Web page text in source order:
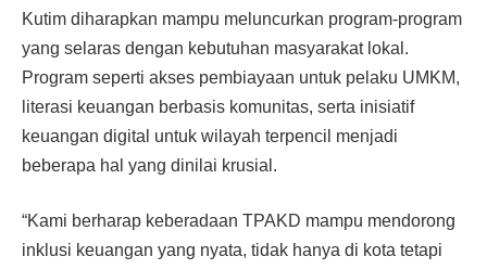
Kutim diharapkan mampu meluncurkan program-program
yang selaras dengan kebutuhan masyarakat lokal.
Program seperti akses pembiayaan untuk pelaku UMKM,
literasi keuangan berbasis komunitas, serta inisiatif
keuangan digital untuk wilayah terpencil menjadi
beberapa hal yang dinilai krusial.
“Kami berharap keberadaan TPAKD mampu mendorong
inklusi keuangan yang nyata, tidak hanya di kota tetapi